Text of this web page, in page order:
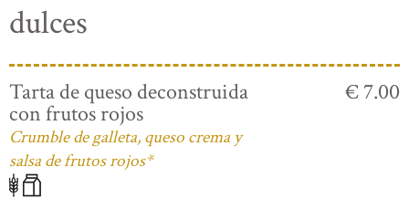
dulces
Tarta de queso deconstruida
con frutos rojos
Crumble de galleta, queso crema y
salsa de frutos rojos*
€ 7.00